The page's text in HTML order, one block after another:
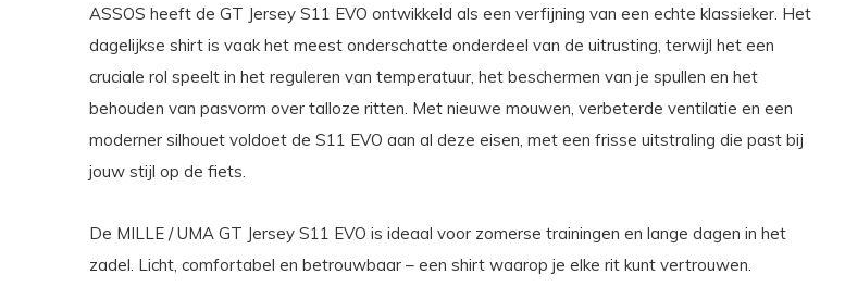
ASSOS heeft de GT Jersey S11 EVO ontwikkeld als een verfijning van een echte klassieker. Het
dagelijkse shirt is vaak het meest onderschatte onderdeel van de uitrusting, terwijl het een
cruciale rol speelt in het reguleren van temperatuur, het beschermen van je spullen en het
behouden van pasvorm over talloze ritten. Met nieuwe mouwen, verbeterde ventilatie en een
moderner silhouet voldoet de S11 EVO aan al deze eisen, met een frisse uitstraling die past bij
jouw stijl op de fiets.
De MILLE / UMA GT Jersey S11 EVO is ideaal voor zomerse trainingen en lange dagen in het
zadel. Licht, comfortabel en betrouwbaar – een shirt waarop je elke rit kunt vertrouwen.